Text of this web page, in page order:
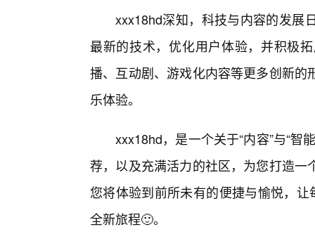
xxx18hd深知，科技与内容的发展
最新的技术，优化用户体验，并积极
播、互动剧、游戏化内容等更多创新
乐体验。
xxx18hd，是一个关于“内容”与“智
荐，以及充满活力的社区，为您打造
您将体验到前所未有的便捷与愉悦，
全新旅程🙂。